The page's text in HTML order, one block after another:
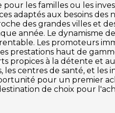
les familles ou les
adaptés aux besoins des
des grandes villes et
année. Le dynamisme
Les promoteurs
prestations haut de
propices à la détente et
centres de santé, et les
pour un premier
de choix pour